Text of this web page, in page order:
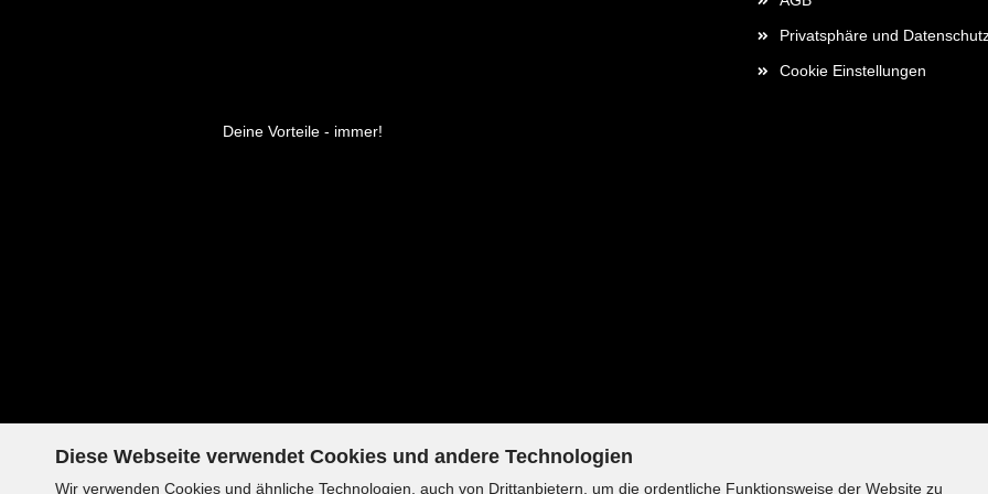
Diese Webseite verwendet Cookies und andere Technologien
Wir verwenden Cookies und ähnliche Technologien, auch von Drittanbietern, um die ordentliche Funktionsweise der Website zu
Privatsphäre und
Cookie Einstellungen
Deine Vorteile - immer!